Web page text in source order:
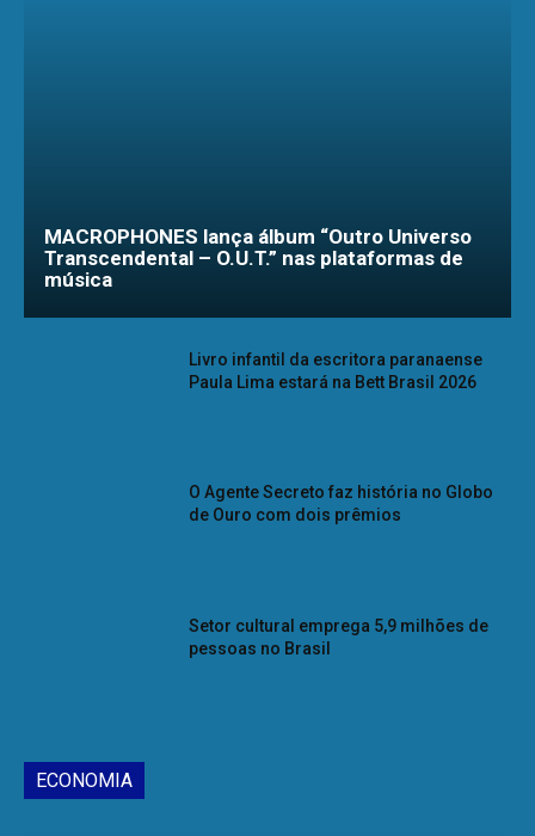
MACROPHONES lança álbum “Outro Universo
Transcendental – O.U.T.” nas plataformas de
música
Livro infantil da escritora paranaense
Paula Lima estará na Bett Brasil 2026
O Agente Secreto faz história no Globo
de Ouro com dois prêmios
Setor cultural emprega 5,9 milhões de
pessoas no Brasil
ECONOMIA